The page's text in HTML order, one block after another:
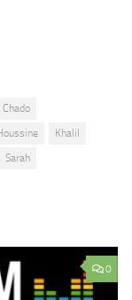
Chado
Khalil
Sarah
0